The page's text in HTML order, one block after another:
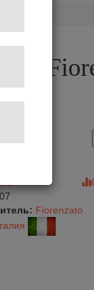
Fiorenzato